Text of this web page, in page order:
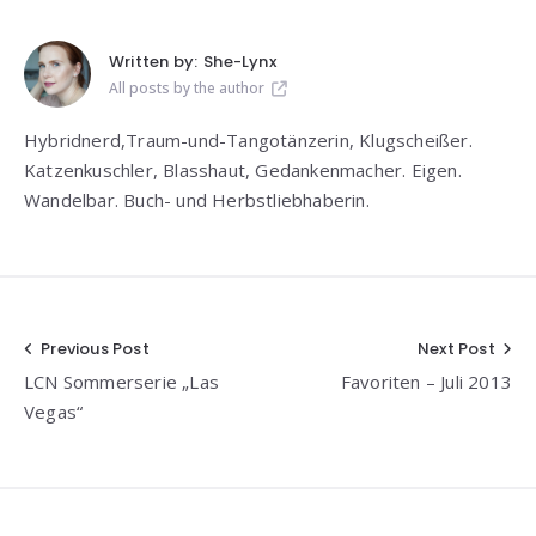
Written by: She-Lynx
All posts by the author
Hybridnerd,Traum-und-Tangotänzerin, Klugscheißer.
Katzenkuschler, Blasshaut, Gedankenmacher. Eigen.
Wandelbar. Buch- und Herbstliebhaberin.
Beitragsnavigation
Previous Post
LCN Sommerserie „Las
Vegas“
Next Post
Favoriten – Juli 2013